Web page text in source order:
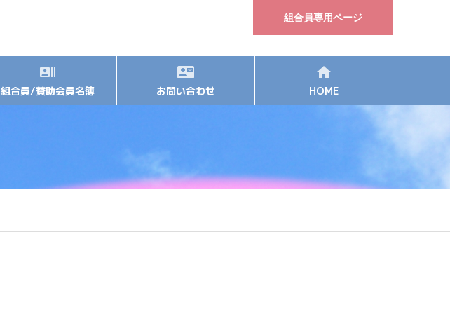
組合員専用ページ
組合員/賛助会員名簿 お問い合わせ HOME